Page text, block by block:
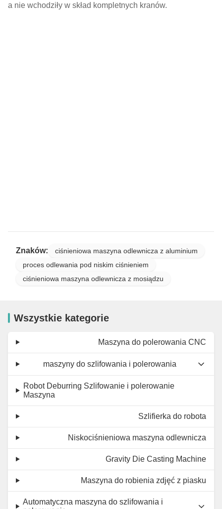
a nie wchodziły w skład kompletnych kranów.
Znaków:
ciśnieniowa maszyna odlewnicza z aluminium
proces odlewania pod niskim ciśnieniem
ciśnieniowa maszyna odlewnicza z mosiądzu
Wszystkie kategorie
Maszyna do polerowania CNC
maszyny do szlifowania i polerowania
Robot Deburring Szlifowanie i polerowanie
Maszyna
Szlifierka do robota
Niskociśnieniowa maszyna odlewnicza
Gravity Die Casting Machine
Maszyna do robienia zdjęć z piasku
Automatyczna maszyna do szlifowania i